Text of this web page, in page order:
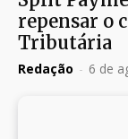
repensar o
Tributária
Redação - 6 de